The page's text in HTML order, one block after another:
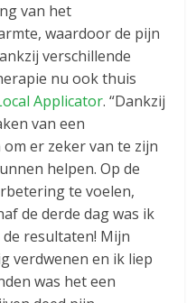
van het
waardoor de pijn
verschillende
nu ook thuis
Applicator. “Dankzij
van een
er zeker van te zijn
helpen. Op de
te voelen,
de derde dag was ik
resultaten! Mijn
verdwenen en ik liep
was het een